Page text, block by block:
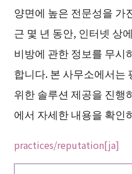
양면에 높은 전문성을 가
근 몇 년 동안, 인터넷 상
비방에 관한 정보를 무시
합니다. 본 사무소에서는
위한 솔루션 제공을 진행
에서 자세한 내용을 확인
practices/reputation[ja]